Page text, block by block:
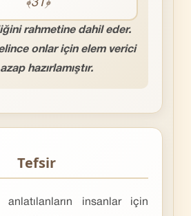
﴾31﴿
rahmetine dahil eder.
onlar için elem verici
hazırlamıştır.
Tefsir
insanlar için